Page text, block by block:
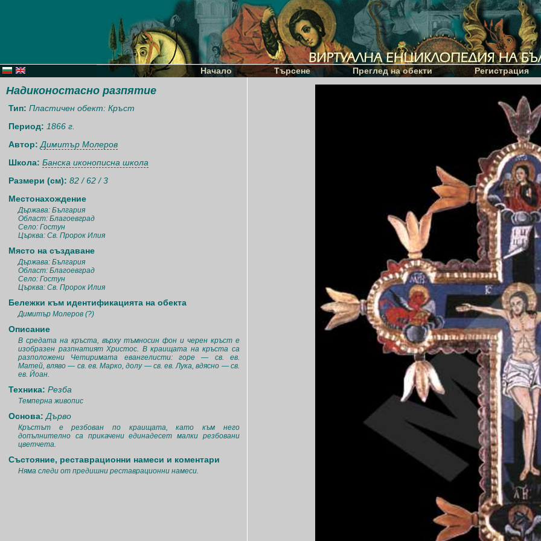
Начало Търсене Преглед на обекти Регистрация
Надиконостасно разпятие
Тип: Пластичен обект: Кръст
Период: 1866 г.
Автор: Димитър Молеров
Школа: Банска иконописна школа
Размери (см): 82 / 62 / 3
Местонахождение
Държава: България
Област: Благоевград
Село: Гостун
Църква: Св. Пророк Илия
Място на създаване
Държава: България
Област: Благоевград
Село: Гостун
Църква: Св. Пророк Илия
Бележки към идентификацията на обекта
Димитър Молеров (?)
Описание
В средата на кръста, върху тъмносин фон и черен кръст е
изобразен разпнатият Христос. В краищата на кръста са
разположени Четиримата евангелисти: горе — св. ев.
Матей, вляво — св. ев. Марко, долу — св. ев. Лука, вдясно — св.
ев. Йоан.
Техника: Резба
Темперна живопис
Основа: Дърво
Кръстът е резбован по краищата, като към него
допълнително са прикачени единадесет малки резбовани
цветчета.
Състояние, реставрационни намеси и коментари
Няма следи от предишни реставрационни намеси.